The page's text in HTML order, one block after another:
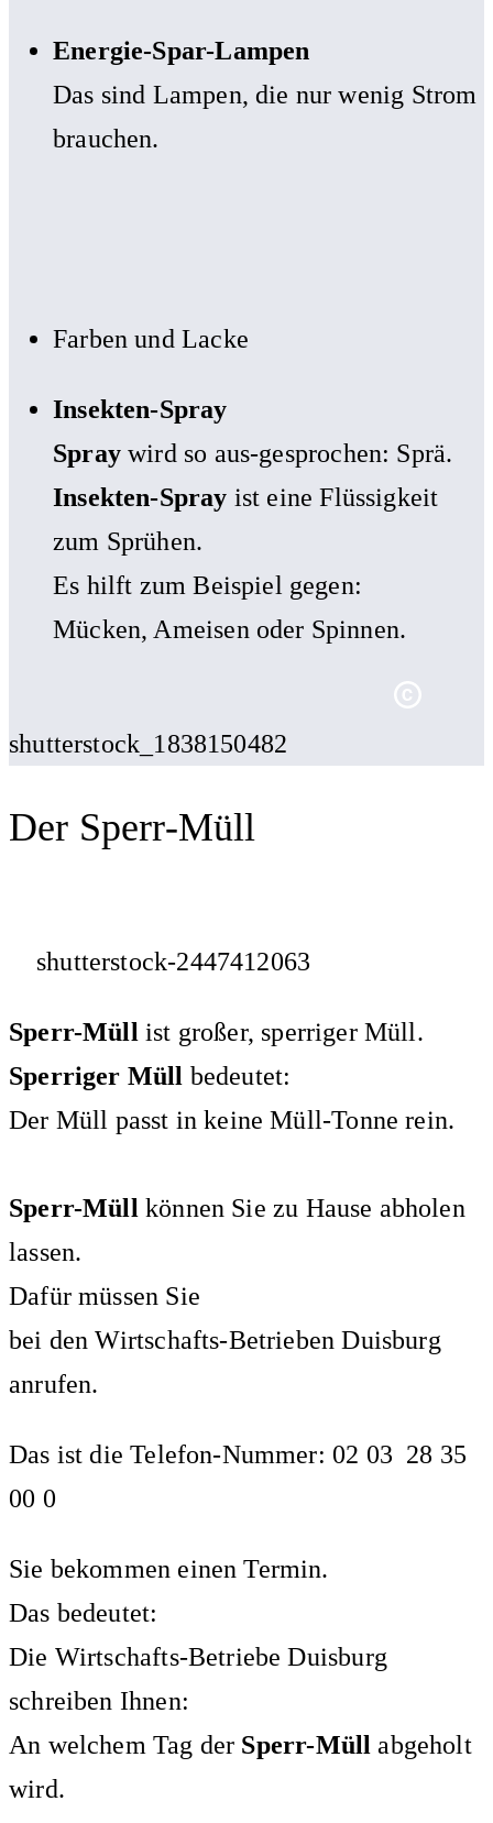
Energie-Spar-Lampen
Das sind Lampen, die nur wenig Strom
brauchen.
Farben und Lacke
Insekten-Spray
Spraywird so aus-gesprochen: Sprä.
Insekten-Spray ist eine Flüssigkeit
zum Sprühen.
Es hilft zum Beispiel gegen:
Mücken, Ameisen oder Spinnen.
shutterstock_1838150482
Der Sperr-Müll
shutterstock-2447412063
Sperr-Müll ist großer, sperriger Müll.
Sperriger Müll bedeutet:
Der Müll passt in keine Müll-Tonne rein.
Sperr-Müll können Sie zu Hause abholen
lassen.
Dafür müssen Sie
bei den Wirtschafts-Betrieben Duisburg
anrufen.
Das ist die Telefon-Nummer: 02 03 28 35
00 0
Sie bekommen einen Termin.
Das bedeutet:
Die Wirtschafts-Betriebe Duisburg
schreiben Ihnen:
An welchem Tag der Sperr-Müll abgeholt
wird.